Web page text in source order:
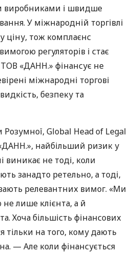
виробниками і швидше
У міжнародній торгівлі
ціну, тож комплаєнс
регуляторів і стає
«ДАНН.» фінансує не
міжнародні торгові
безпеку та
Global Head of Legal
найбільший ризик у
виникає не тоді, коли
занадто ретельно, а тоді,
релевантних вимог. «Ми
лише клієнта, а й
Хоча більшість фінансових
тільки на того, кому дають
— Але коли фінансується